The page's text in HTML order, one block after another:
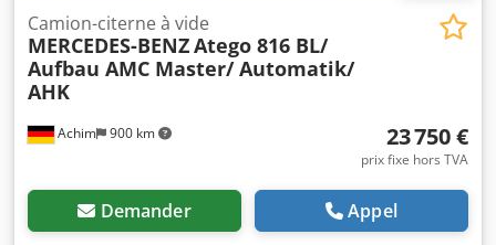
Achim 900 km
Camion-citerne à vide
MERCEDES-BENZAtego 816 BL/
Aufbau AMC Master/ Automatik/
AHK
23 750 €
prix fixe hors TVA
Demander Appel